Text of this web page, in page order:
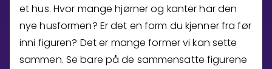
et hus. Hvor mange hjørner og kanter har den
nye husformen? Er det en form du kjenner fra før
inni figuren? Det er mange former vi kan sette
sammen. Se bare på de sammensatte figurene